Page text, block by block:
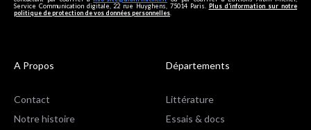
Service Communication digitale, 22 rue Huyghens, 75014 Paris. Plus d’information sur notre
politique de protection de vos données personnelles
A Propos
Contact
Notre histoire
Départements
Littérature
Essais & docs